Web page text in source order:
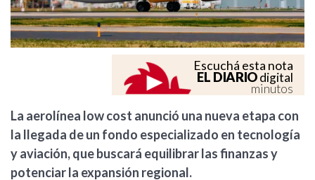
Escuchá esta nota
EL DIARIOdigital
minutos
La aerolínea low cost anunció una nueva etapa con
la llegada de un fondo especializado en tecnología
y aviación, que buscará equilibrar las finanzas y
potenciar la expansión regional.